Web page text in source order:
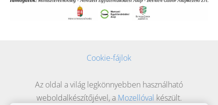
Cookie-fájlok
Az oldal a világ legkönnyebben használható
weboldalkészítőjével, a Mozellóval készült.